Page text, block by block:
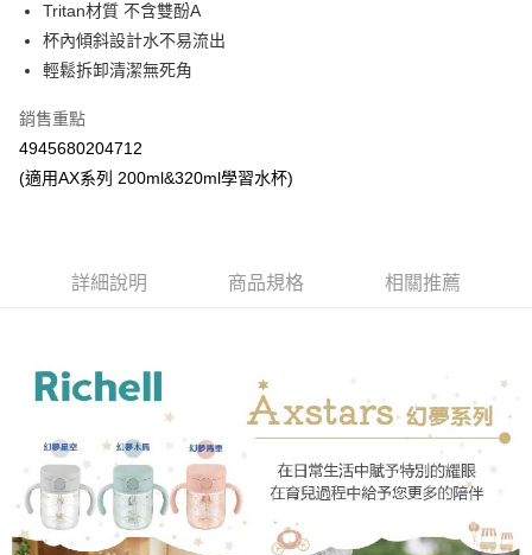
AFTEE先享後付
相關說明
【關於「AFTEE先享後付」】
便利好安心！
１．簡單：不需註冊會員、不需綁卡、不需儲值。
３．安心：先確認商品／服務後，再付款。
２．訂單成立數日內，您將收到繳費通知簡訊。
購買商品的店家。未經商家同意取消之訂單仍視為有效，需透過AFTEE先享
後付繳納相關費用。
※ 交易是否成功請以「AFTEE先享後付 」之結帳頁面顯示為準，若有關於
是否繳費成功／繳費後需取消欲退款等相關疑問，請聯繫「AFTEE先享後付
客戶支援中心」https://netprotections.freshdesk.com/support/home
【注意事項】
１．透過由恩沛科技股份有限公司提供之「AFTEE先享後付」服務完成之交
易，需依本服務之必要範圍內提供個人資料，並將交易相關給付款項請求債
運送方式
全家取貨付款
每筆NT$60，滿NT$590(含以上)免運費
每筆NT$60，滿NT$590(含以上)免運費
宅配
每筆NT$100，滿NT$590(含以上)免運費
Tritan材質 不含雙酚A
杯內傾斜設計水不易流出
輕鬆拆卸清潔無死角
銷售重點
4945680204712
(適用AX系列 200ml&320ml學習水杯)
詳細說明 商品規格 相關推薦